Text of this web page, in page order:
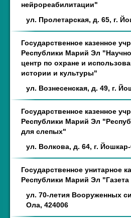
нейрореабилитации"
ул. Пролетарская, д. 65, г.
Государственное казенное
Республики Марий Эл
центр по охране и
истории и культуры"
ул. Вознесенская, д. 49, г.
Государственное казенное
Республики Марий Эл
для слепых"
ул. Волкова, д. 64, г.
Государственное унитарное
Республики Марий Эл "Газета
ул. 70-летия Вооруженных
Ола, 424006